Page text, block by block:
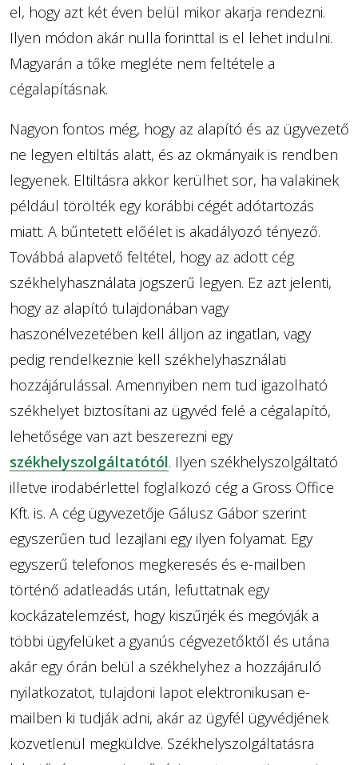
el, hogy azt két éven belül mikor akarja rendezni.
Ilyen módon akár nulla forinttal is el lehet indulni.
Magyarán a tőke megléte nem feltétele a
cégalapításnak.
Nagyon fontos még, hogy az alapító és az ügyvezető
ne legyen eltiltás alatt, és az okmányaik is rendben
legyenek. Eltiltásra akkor kerülhet sor, ha valakinek
például törölték egy korábbi cégét adótartozás
miatt. A bűntetett előélet is akadályozó tényező.
Továbbá alapvető feltétel, hogy az adott cég
székhelyhasználata jogszerű legyen. Ez azt jelenti,
hogy az alapító tulajdonában vagy
haszonélvezetében kell álljon az ingatlan, vagy
pedig rendelkeznie kell székhelyhasználati
hozzájárulással. Amennyiben nem tud igazolható
székhelyet biztosítani az ügyvéd felé a cégalapító,
lehetősége van azt beszerezni egy
székhelyszolgáltatótól. Ilyen székhelyszolgáltató
illetve irodabérlettel foglalkozó cég a Gross Office
Kft. is. A cég ügyvezetője Gálusz Gábor szerint
egyszerűen tud lezajlani egy ilyen folyamat. Egy
egyszerű telefonos megkeresés és e-mailben
történő adatleadás után, lefuttatnak egy
kockázatelemzést, hogy kiszűrjék és megóvják a
többi ügyfelüket a gyanús cégvezetőktől és utána
akár egy órán belül a székhelyhez a hozzájáruló
nyilatkozatot, tulajdoni lapot elektronikusan e-
mailben ki tudják adni, akár az ügyfél ügyvédjének
közvetlenül megküldve. Székhelyszolgáltatásra